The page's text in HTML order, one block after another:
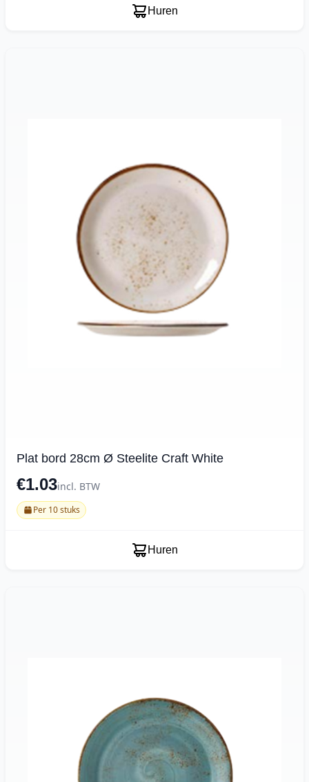
Huren
Plat bord 28cm Ø Steelite Craft White
€1.03incl. BTW
Per 10 stuks
Huren